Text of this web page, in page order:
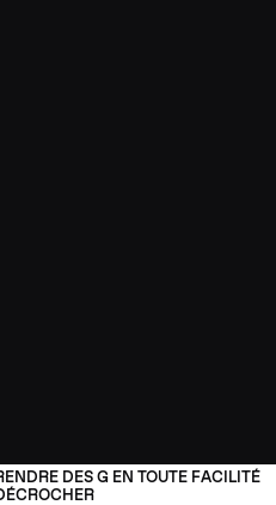
DES G EN TOUTE FACILITÉ